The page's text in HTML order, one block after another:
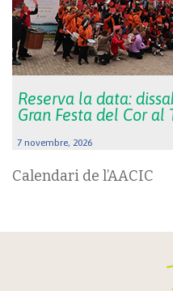
Reserva la data:
Gran Festa del Cor al
7 novembre, 2026
Calendari de l’AACIC